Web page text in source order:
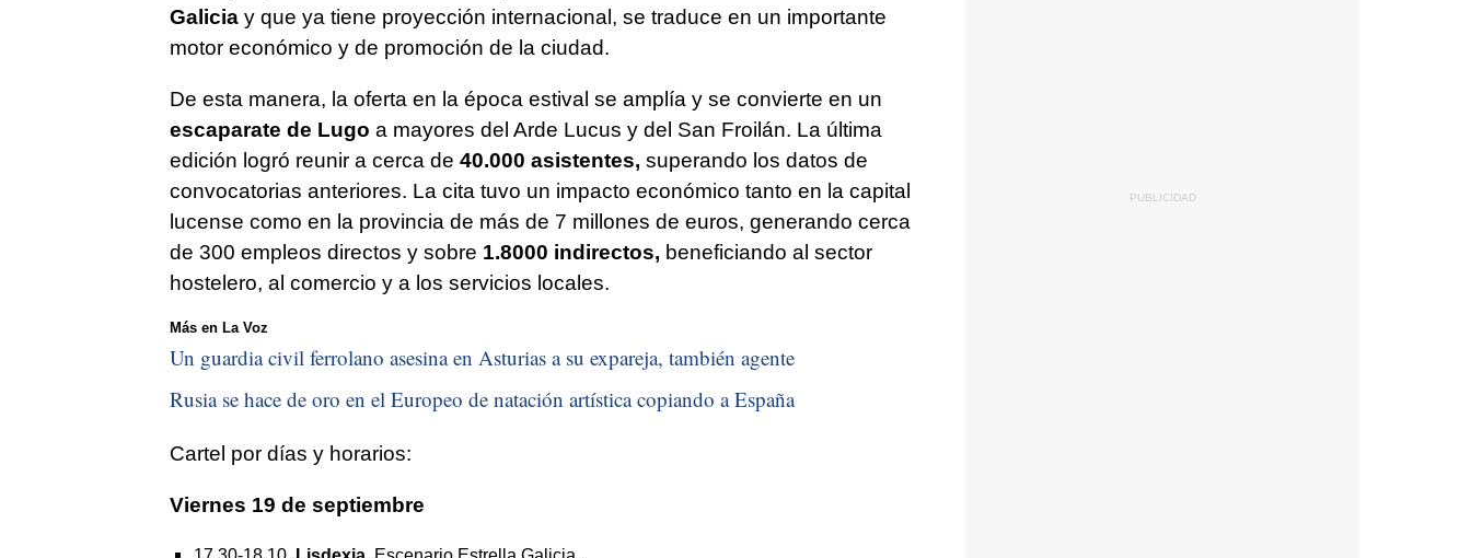
Galiciay que ya tiene proyección internacional, se traduce en un importante
motor económico y de promoción de la ciudad.
De esta manera, la oferta en la época estival se amplía y se convierte en un
escaparate de Lugo a mayores del Arde Lucus y del San Froilán. La última
edición logró reunir a cerca de 40.000 asistentes, superando los datos de
convocatorias anteriores. La cita tuvo un impacto económico tanto en la capital
lucense como en la provincia de más de 7 millones de euros, generando cerca
de 300 empleos directos y sobre 1.8000 indirectos, beneficiando al sector
hostelero, al comercio y a los servicios locales.
Más en La Voz
Un guardia civil ferrolano asesina en Asturias a su expareja, también agente
Rusia se hace de oro en el Europeo de natación artística copiando a España
Cartel por días y horarios:
Viernes 19 de septiembre